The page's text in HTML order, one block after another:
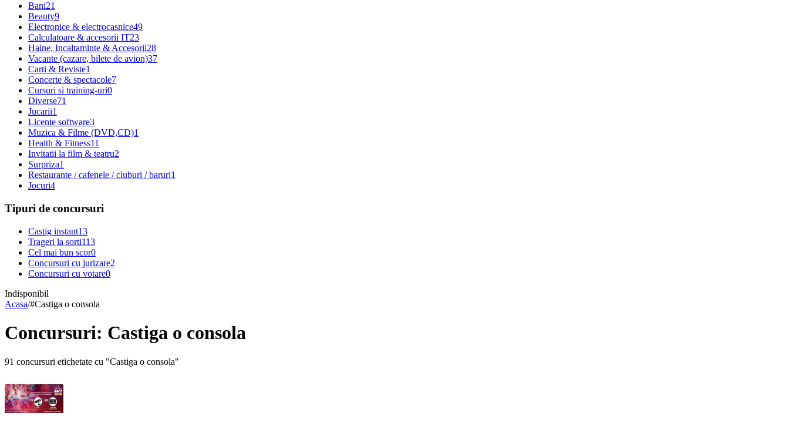
Bani21
Beauty9
Electronice & electrocasnice49
Calculatoare & accesorii IT23
Haine, Incaltaminte & Accesorii28
Vacante (cazare, bilete de avion)37
Carti & Reviste1
Concerte & spectacole7
Cursuri si training-uri0
Diverse71
Jucarii1
Licente software3
Muzica & Filme (DVD,CD)1
Health & Fitness11
Invitatii la film & teatru2
Surpriza1
Restaurante / cafenele / cluburi / baruri1
Jocuri4
Tipuri de concursuri
Castig instant13
Trageri la sorti113
Cel mai bun scor0
Concursuri cu jurizare2
Concursuri cu votare0
Indisponibil
Acasa/#Castiga o consola
Concursuri: Castiga o consola
91 concursuri etichetate cu "Castiga o consola"